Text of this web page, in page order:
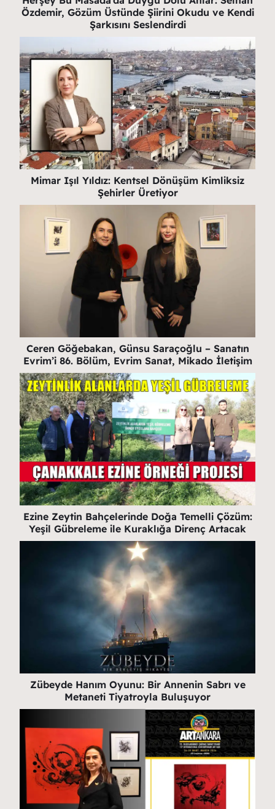
Özdemir, Gözüm Üstünde Şiirini Okudu ve Kendi
Şarkısını Seslendirdi
Mimar Işıl Yıldız: Kentsel Dönüşüm Kimliksiz
Şehirler Üretiyor
Ceren Göğebakan, Günsu Saraçoğlu – Sanatın
Evrim’i 86. Bölüm, Evrim Sanat, Mikado İletişim
Ezine Zeytin Bahçelerinde Doğa Temelli Çözüm:
Yeşil Gübreleme ile Kuraklığa Direnç Artacak
Zübeyde Hanım Oyunu: Bir Annenin Sabrı ve
Metaneti Tiyatroyla Buluşuyor